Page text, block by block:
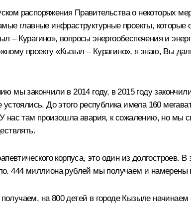
распоряжения Правительства о некоторых
главные инфраструктурные проекты,
– Курагино», вопросы энергообеспечения и
проекту «Кызыл – Курагино», я знаю, Вы
мы закончили в 2014 году, в 2015 году
До этого республика имела 160
там произошла авария, к сожалению, но мы
корпуса, это один из долгостроев.
444 миллиона рублей мы получаем и намерены
на 800 детей в городе Кызыле